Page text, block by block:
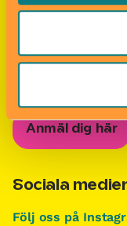
Nyhetsbrevet
Anmäl dig till vårt
koll på helgens
Anmäl dig här
Sociala medier
Följ oss på